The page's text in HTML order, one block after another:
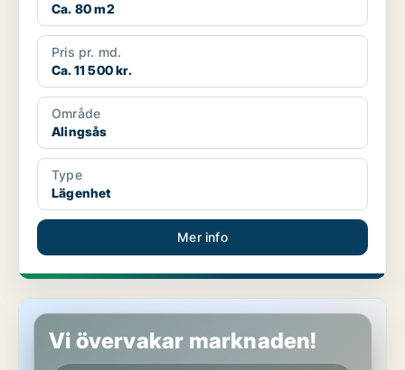
Ca. 80 m2
Pris pr. md.
Ca. 11 500 kr.
Område
Alingsås
Type
Lägenhet
Mer info
Lägenhet i Skövde
Vi övervakar marknaden!